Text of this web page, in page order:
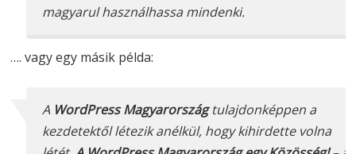
magyarul használhassa mindenki.
…. vagy egy másik példa:
A WordPress Magyarországtulajdonképpen a
kezdetektől létezik anélkül, hogy kihirdette volna